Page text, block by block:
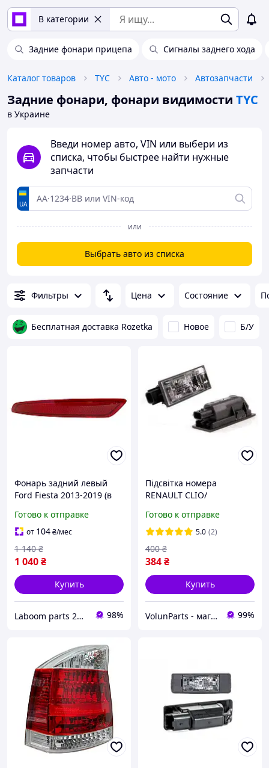
В категории
Задние фонари прицепа Сигналы заднего хода
Каталог товаров TYC Авто - мото Автозапчасти
Задние фонари, фонари видимости TYC
в Украине
Введи номер авто, VIN или выбери из
списка, чтобы быстрее найти нужные
запчасти
UA
или
Выбрать авто из списка
Фильтры Цена Состояние
Бесплатная доставка Rozetka Новое Б/У
Фонарь задний левый
Ford Fiesta 2013-2019 (в
(TYC) (FP 2810 F5-T)
(BS7Z13A565B)
Готово к отправке
от 104₴/мес
1 040₴
1 140 ₴
Купить
Laboom parts 24/7 98%
Підсвітка номера
RENAULT CLIO/
/ KOLEOS/ LAGUNA/
SYMBOL/ MEGANE 3/
TWINGO (TYC)150221002
Готово к отправке
5.0 (2)
384₴
400 ₴
Купить
VolunParts - магазин автозапчастин 99%